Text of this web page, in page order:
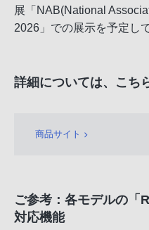
展「NAB(National
2026」での展示を予定し
詳細については、こち
商品サイト
ご参考：各モデルの「
対応機能